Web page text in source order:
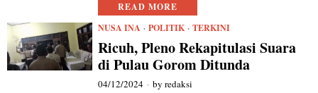
READ MORE
NUSA INA · POLITIK · TERKINI
Ricuh, Pleno Rekapitulasi Suara
di Pulau Gorom Ditunda
04/12/2024 byredaksi